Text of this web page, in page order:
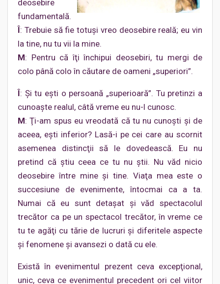
deosebire
fundamentală.
Î: Trebuie să fie totuşi vreo deosebire reală; eu vin
la tine, nu tu vii la mine.
M: Pentru că îţi închipui deosebiri, tu mergi de
colo până colo în căutare de oameni „superiori”.
Î: Şi tu eşti o persoană „superioară”. Tu pretinzi a
cunoaşte realul, câtă vreme eu nu-l cunosc.
M: Ţi-am spus eu vreodată că tu nu cunoşti şi de
aceea, eşti inferior? Lasă-i pe cei care au scornit
asemenea distincţii să le dovedească. Eu nu
pretind că ştiu ceea ce tu nu ştii. Nu văd nicio
deosebire între mine şi tine. Viaţa mea este o
succesiune de evenimente, întocmai ca a ta.
Numai că eu sunt detaşat şi văd spectacolul
trecător ca pe un spectacol trecător, în vreme ce
tu te agăţi cu tărie de lucruri și diferitele aspecte
și fenomene şi avansezi o dată cu ele.
Există în evenimentul prezent ceva excepţional,
unic, ceva ce evenimentul precedent ori cel viitor